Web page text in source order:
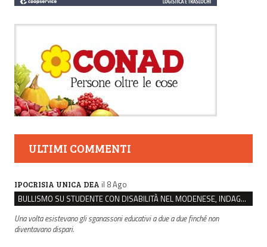
ULTIMI COMMENTI
IPOCRISIA UNICA DEA il 8 Ago
BULLISMO SU STUDENTE CON DISABILITÀ NEL MODENESE, INDAGATI DUE RAGAZZI DI 16 ANNI
Una volta esistevano gli sganassoni educativi a due a due finché non
diventavano dispari.